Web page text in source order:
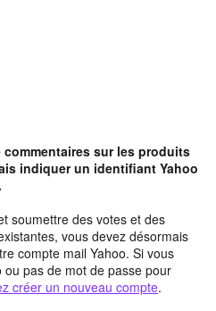
sur les produits
indiquer un identifiant Yahoo
soumettre des votes et des
vous devez désormais
compte mail Yahoo. Si vous
ou pas de mot de passe pour
créer un nouveau compte.